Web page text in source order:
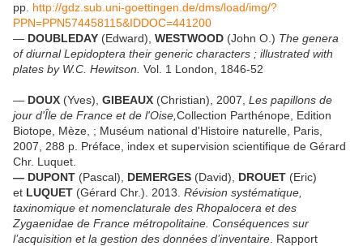
pp. http://gdz.sub.uni-goettingen.de/dms/load/img/?
PPN=PPN574458115&IDDOC=441200
— DOUBLEDAY (Edward), WESTWOOD (John O.) The genera
of diurnal Lepidoptera their generic characters ; illustrated with
plates by W.C. Hewitson. Vol. 1 London, 1846-52
— DOUX (Yves), GIBEAUX (Christian), 2007, Les papillons de
jour d'Île de France et de l'Oise, Collection Parthénope, Edition
Biotope, Mèze, ; Muséum national d'Histoire naturelle, Paris,
2007, 288 p. Préface, index et supervision scientifique de Gérard
Chr. Luquet.
— DUPONT (Pascal), DEMERGES (David), DROUET (Eric)
et LUQUET (Gérard Chr.). 2013. Révision systématique,
taxinomique et nomenclaturale des Rhopalocera et des
Zygaenidae de France métropolitaine. Conséquences sur
l’acquisition et la gestion des données d’inventaire . Rapport